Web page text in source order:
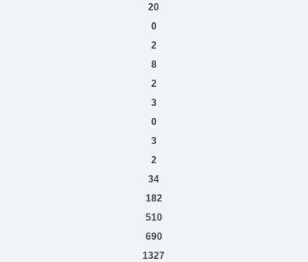
20
0
2
8
2
3
0
3
2
34
182
510
690
1327